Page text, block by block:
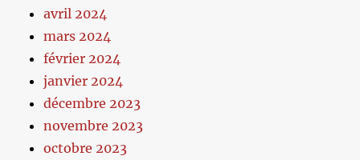
avril 2024
mars 2024
février 2024
janvier 2024
décembre 2023
novembre 2023
octobre 2023